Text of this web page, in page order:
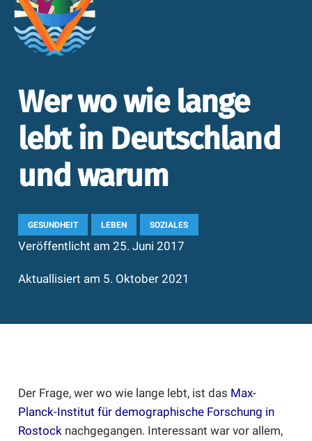
Wer wo wie lange
lebt in Deutschland
und warum
GESUNDHEIT LEBEN SOZIALES
Veröffentlicht am 25. Juni 2017
Aktuallisiert am 5. Oktober 2021
Der Frage, wer wo wie lange lebt, ist das Max-
Planck-Institut für demographische Forschung in
Rostock nachgegangen. Interessant war vor allem,